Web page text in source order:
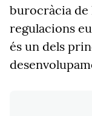
burocràcia de
regulacions
és un dels